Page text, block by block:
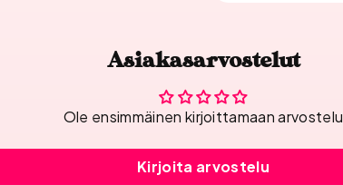
Asiakasarvostelut
Ole ensimmäinen kirjoittamaan arvostelu
Kirjoita arvostelu